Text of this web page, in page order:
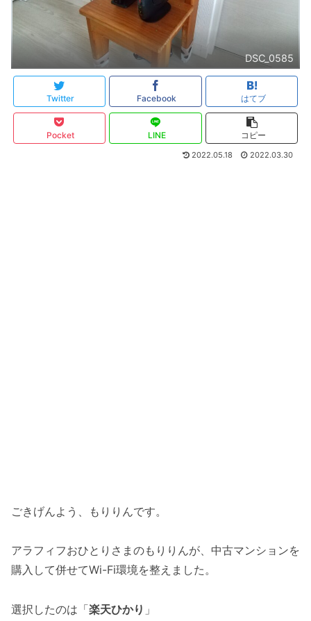
DSC_0585
Twitter Facebook はてブ
Pocket LINE コピー
2022.05.18 2022.03.30
ごきげんよう、もりりんです。
アラフィフおひとりさまのもりりんが、中古マンションを
購入して併せてWi-Fi環境を整えました。
選択したのは「楽天ひかり 」